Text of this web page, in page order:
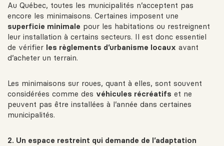
Au Québec, toutes les municipalités n’acceptent pas
encore les minimaisons. Certaines imposent une
superficie minimale pour les habitations ou restreignent
leur installation à certains secteurs. Il est donc essentiel
de vérifier les règlements d’urbanisme locaux avant
d’acheter un terrain.
Les minimaisons sur roues, quant à elles, sont souvent
considérées comme des véhicules récréatifs et ne
peuvent pas être installées à l’année dans certaines
municipalités.
2. Un espace restreint qui demande de l’adaptation